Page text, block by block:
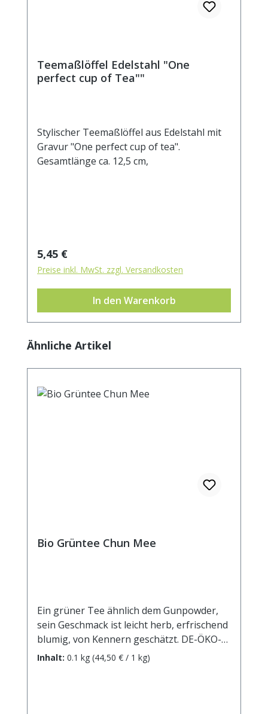
Teemaßlöffel Edelstahl "One
perfect cup of Tea""
Stylischer Teemaßlöffel aus Edelstahl mit
Gravur "One perfect cup of tea".
Gesamtlänge ca. 12,5 cm,
Regulärer Preis:
5,45 €
Preise inkl. MwSt. zzgl. Versandkosten
In den Warenkorb
Produktgalerie überspringen
Ähnliche Artikel
Bio Grüntee Chun Mee
Ein grüner Tee ähnlich dem Gunpowder,
sein Geschmack ist leicht herb, erfrischend
blumig, von Kennern geschätzt. DE-ÖKO-
001. Zubereitung: ca. 12g Tee mit 1 l.
Inhalt: 0.1 kg (44,50 € / 1 kg)